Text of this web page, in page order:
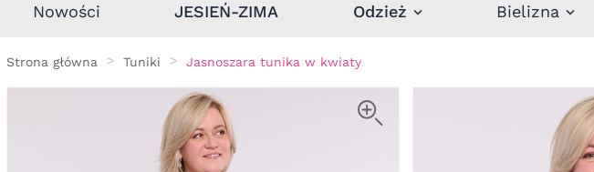
Nowości JESIEŃ-ZIMA Odzież Bielizna
Strona główna Tuniki Jasnoszara tunika w kwiaty